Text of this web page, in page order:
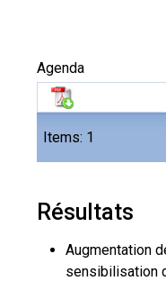
Items: 1
Agenda
Résultats
Augmentation
sensibilisation